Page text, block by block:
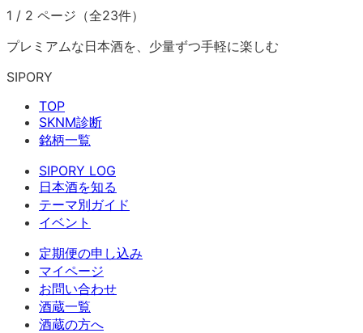
1 / 2 ページ（全23件）
プレミアムな日本酒を、少量ずつ手軽に楽しむ
SIPORY
TOP
SKNM診断
銘柄一覧
SIPORY LOG
日本酒を知る
テーマ別ガイド
イベント
定期便の申し込み
マイページ
お問い合わせ
酒蔵一覧
酒蔵の方へ